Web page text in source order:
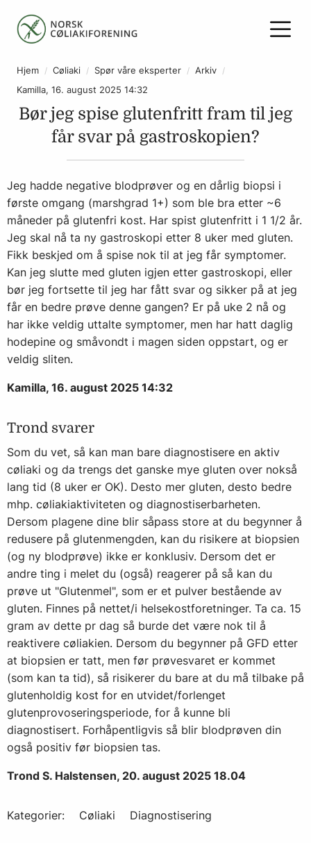
Hjem Cøliaki Spør våre eksperter
Arkiv
Kamilla, 16. august 2025 14:32
Bør jeg spise glutenfritt fram til jeg
får svar på gastroskopien?
Jeg hadde negative blodprøver og en dårlig biopsi i
første omgang (marshgrad 1+) som ble bra etter ~6
måneder på glutenfri kost. Har spist glutenfritt i 1 1/2 år.
Jeg skal nå ta ny gastroskopi etter 8 uker med gluten.
Fikk beskjed om å spise nok til at jeg får symptomer.
Kan jeg slutte med gluten igjen etter gastroskopi, eller
bør jeg fortsette til jeg har fått svar og sikker på at jeg
får en bedre prøve denne gangen? Er på uke 2 nå og
har ikke veldig uttalte symptomer, men har hatt daglig
hodepine og småvondt i magen siden oppstart, og er
veldig sliten.
Kamilla, 16. august 2025 14:32
Trond svarer
Som du vet, så kan man bare diagnostisere en aktiv
cøliaki og da trengs det ganske mye gluten over nokså
lang tid (8 uker er OK). Desto mer gluten, desto bedre
mhp. cøliakiaktiviteten og diagnostiserbarheten.
Dersom plagene dine blir såpass store at du begynner å
redusere på glutenmengden, kan du risikere at biopsien
(og ny blodprøve) ikke er konklusiv. Dersom det er
andre ting i melet du (også) reagerer på så kan du
prøve ut "Glutenmel", som er et pulver bestående av
gluten. Finnes på nettet/i helsekostforetninger. Ta ca. 15
gram av dette pr dag så burde det være nok til å
reaktivere cøliakien. Dersom du begynner på GFD etter
at biopsien er tatt, men før prøvesvaret er kommet
(som kan ta tid), så risikerer du bare at du må tilbake på
glutenholdig kost for en utvidet/forlenget
glutenprovoseringsperiode, for å kunne bli
diagnostisert. Forhåpentligvis så blir blodprøven din
også positiv før biopsien tas.
Trond S. Halstensen, 20. august 2025 18.04
Kategorier: Cøliaki Diagnostisering